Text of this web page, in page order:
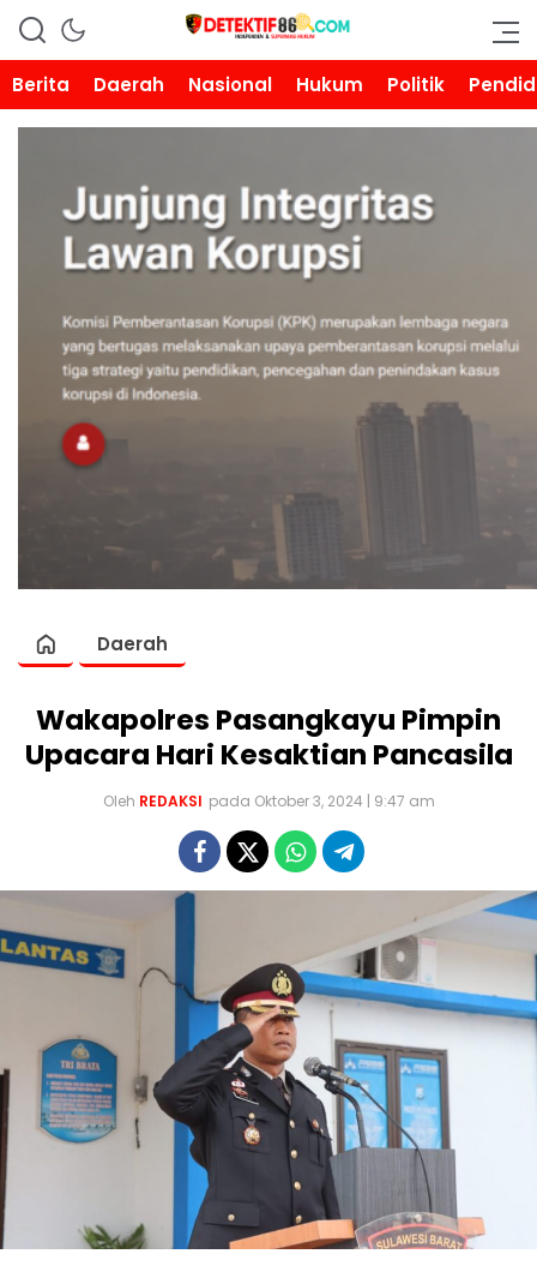
DETEKTIF86.COM
Berita
Daerah Nasional Hukum Politik
Daerah
Wakapolres Pasangkayu Pimpin
Upacara Hari Kesaktian Pancasila
Oleh REDAKSI pada Oktober 3, 2024 | 9:47 am